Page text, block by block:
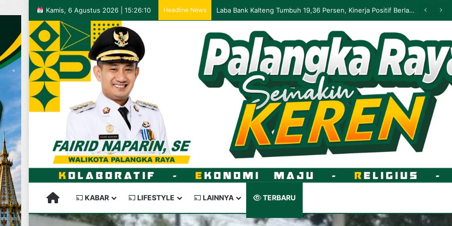
Kamis, 6 Agustus 2026 | 15:26:10 Headline News Palangka Raya Perluas Digitalisasi Perlindungan Sosial, Perkuat Akurasi Data dan Penyaluran Bansos
PALANGKARAYA SEMAKIN KEREN
KABAR LIFESTYLE LAINNYA TERBARU